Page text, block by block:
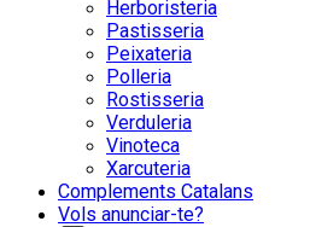
Herboristeria
Pastisseria
Peixateria
Polleria
Rostisseria
Verduleria
Vinoteca
Xarcuteria
Complements Catalans
Vols anunciar-te?